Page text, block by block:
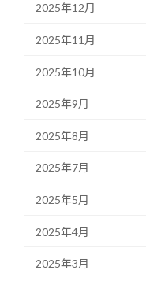
2025年12月
2025年11月
2025年10月
2025年9月
2025年8月
2025年7月
2025年5月
2025年4月
2025年3月